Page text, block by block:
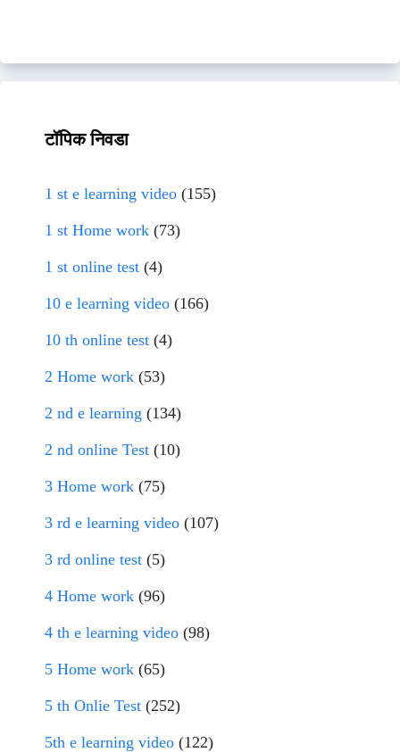
टॉपिक निवडा
1 st e learning video (155)
1 st Home work (73)
1 st online test (4)
10 e learning video (166)
10 th online test (4)
2 Home work (53)
2 nd e learning (134)
2 nd online Test (10)
3 Home work (75)
3 rd e learning video (107)
3 rd online test (5)
4 Home work (96)
4 th e learning video (98)
5 Home work (65)
5 th Onlie Test (252)
5th e learning video (122)